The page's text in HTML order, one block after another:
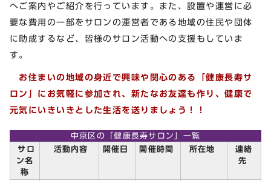
へご案内やご紹介を行っています。また、設置や運営に必
要な費用の一部をサロンの運営者である地域の住民や団体
に助成するなど、皆様のサロン活動への支援もしていま
す。
お住まいの地域の身近で興味や関心のある「健康長寿サ
ロン」にお気軽に参加され、新たなお友達も作り、健康で
元気にいきいきとした生活を送りましょう！！
中京区の「健康長寿サロン」一覧
サロ
ン名
称
活動内容 開催日 開催時間 所在地
連絡
先